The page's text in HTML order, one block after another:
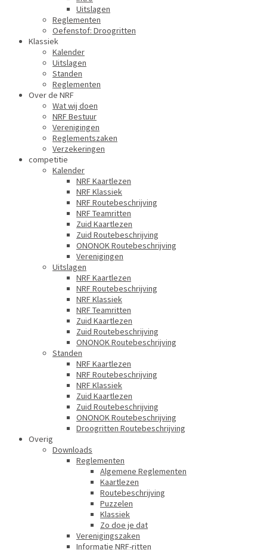
Uitslagen
Reglementen
Oefenstof: Droogritten
Klassiek
Kalender
Uitslagen
Standen
Reglementen
Over de NRF
Wat wij doen
NRF Bestuur
Verenigingen
Reglementszaken
Verzekeringen
competitie
Kalender
NRF Kaartlezen
NRF Klassiek
NRF Routebeschrijving
NRF Teamritten
Zuid Kaartlezen
Zuid Routebeschrijving
ONONOK Routebeschrijving
Verenigingen
Uitslagen
NRF Kaartlezen
NRF Routebeschrijving
NRF Klassiek
NRF Teamritten
Zuid Kaartlezen
Zuid Routebeschrijving
ONONOK Routebeschrijving
Standen
NRF Kaartlezen
NRF Routebeschrijving
NRF Klassiek
Zuid Kaartlezen
Zuid Routebeschrijving
ONONOK Routebeschrijving
Droogritten Routebeschrijving
Overig
Downloads
Reglementen
Algemene Reglementen
Kaartlezen
Routebeschrijving
Puzzelen
Klassiek
Zo doe je dat
Verenigingszaken
Informatie NRF-ritten